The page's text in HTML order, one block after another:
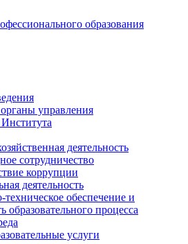
управления
деятельность
сотрудничество
коррупции
деятельность
обеспечение и
образовательного процесса
услуги